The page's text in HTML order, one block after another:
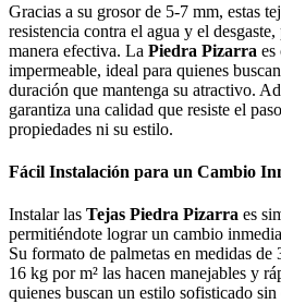
Gracias a su grosor de 5-7 mm, estas
resistencia contra el agua y el
manera efectiva. La Piedra Pizarra es
impermeable, ideal para quienes
duración que mantenga su atractivo.
garantiza una calidad que resiste el
propiedades ni su estilo.
Fácil Instalación para un Cambio
Instalar las Tejas Piedra Pizarra es
permitiéndote lograr un cambio
Su formato de palmetas en medidas
16 kg por m² las hacen manejables y
quienes buscan un estilo sofisticado